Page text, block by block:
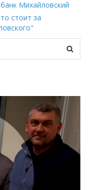
Михайловский
стоит за